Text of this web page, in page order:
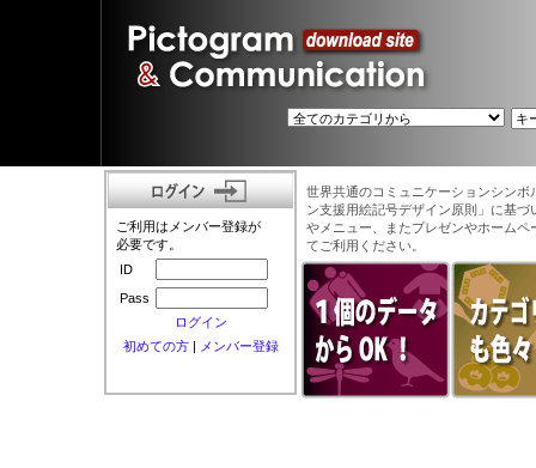
ご利用はメンバー登録が
必要です。
ID
Pass
ログイン
初めての方| メンバー登録
世界共通のコミュニケーションシン
ン支援用絵記号デザイン原則」に基
やメニュー、またプレゼンやホーム
てご利用ください。